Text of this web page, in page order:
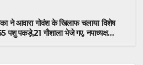
ने आवारा गोवंश के खिलाफ चलाया विशेष
पशु पकड़े,21 गौशाला भेजे गए, नपाध्यक्ष